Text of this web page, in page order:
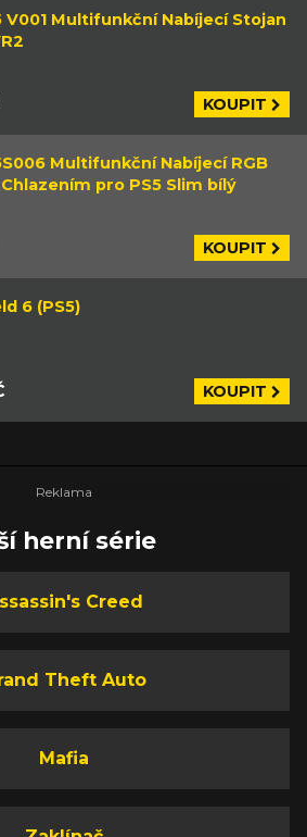
V001 Multifunkční Nabíjecí Stojan
KOUPIT
Multifunkční Nabíjecí RGB
pro PS5 Slim bílý
KOUPIT
6 (PS5)
KOUPIT
herní série
Creed
Theft Auto
Mafia